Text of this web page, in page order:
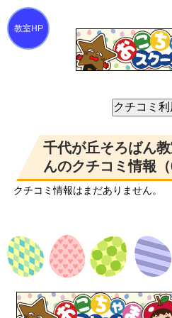
千代が丘そろばん
んのクチコミ情報（
クチコミ情報はまだありません。